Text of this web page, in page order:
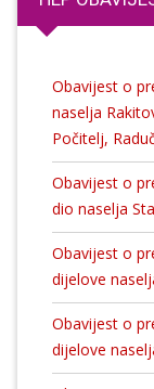
Obavijest o
naselja
Počitelj, Raduč
Obavijest o
dio naselja
Obavijest o
dijelove
Obavijest o
dijelove